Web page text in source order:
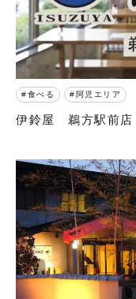
食べる 阿児エリア
伊鈴屋 鵜方駅前店